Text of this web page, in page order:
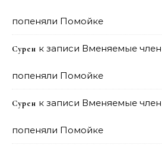
попеняли Помойке
Сурен к записи Вменяемые
попеняли Помойке
Сурен к записи Вменяемые
попеняли Помойке